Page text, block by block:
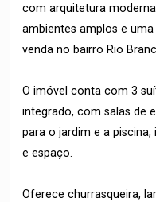
com arquitetura
ambientes amplos e
venda no bairro Rio
O imóvel conta com 3
integrado, com salas de
para o jardim e a
e espaço.
Oferece churrasqueira,